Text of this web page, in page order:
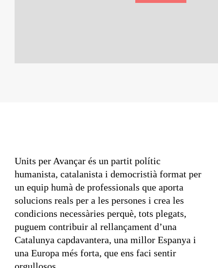
Units per Avançar és un partit polític
humanista, catalanista i democristià format per
un equip humà de professionals que aporta
solucions reals per a les persones i crea les
condicions necessàries perquè, tots plegats,
puguem contribuir al rellançament d’una
Catalunya capdavantera, una millor Espanya i
una Europa més forta, que ens faci sentir